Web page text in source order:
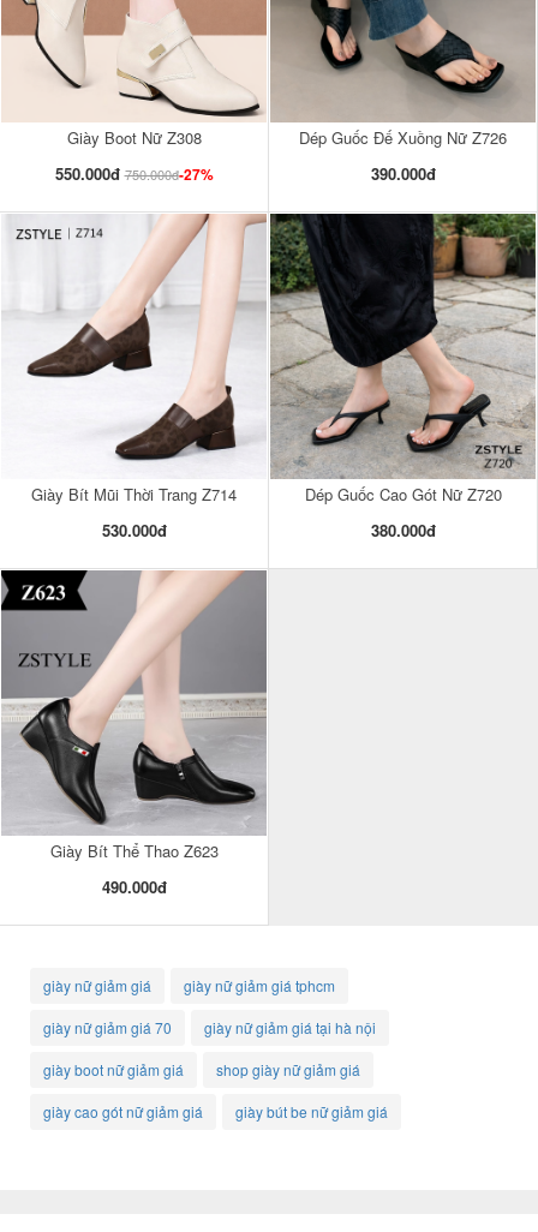
Giày Boot Nữ Z308
550.000đ 750.000đ-27%
Dép Guốc Đế Xuồng Nữ Z726
390.000đ
Giày Bít Mũi Thời Trang Z714
530.000đ
Dép Guốc Cao Gót Nữ Z720
380.000đ
Giày Bít Thể Thao Z623
490.000đ
giày nữ giảm giá giày nữ giảm giá tphcm
giày nữ giảm giá 70 giày nữ giảm giá tại hà nội
giày boot nữ giảm giá shop giày nữ giảm giá
giày cao gót nữ giảm giá giày bút be nữ giảm giá